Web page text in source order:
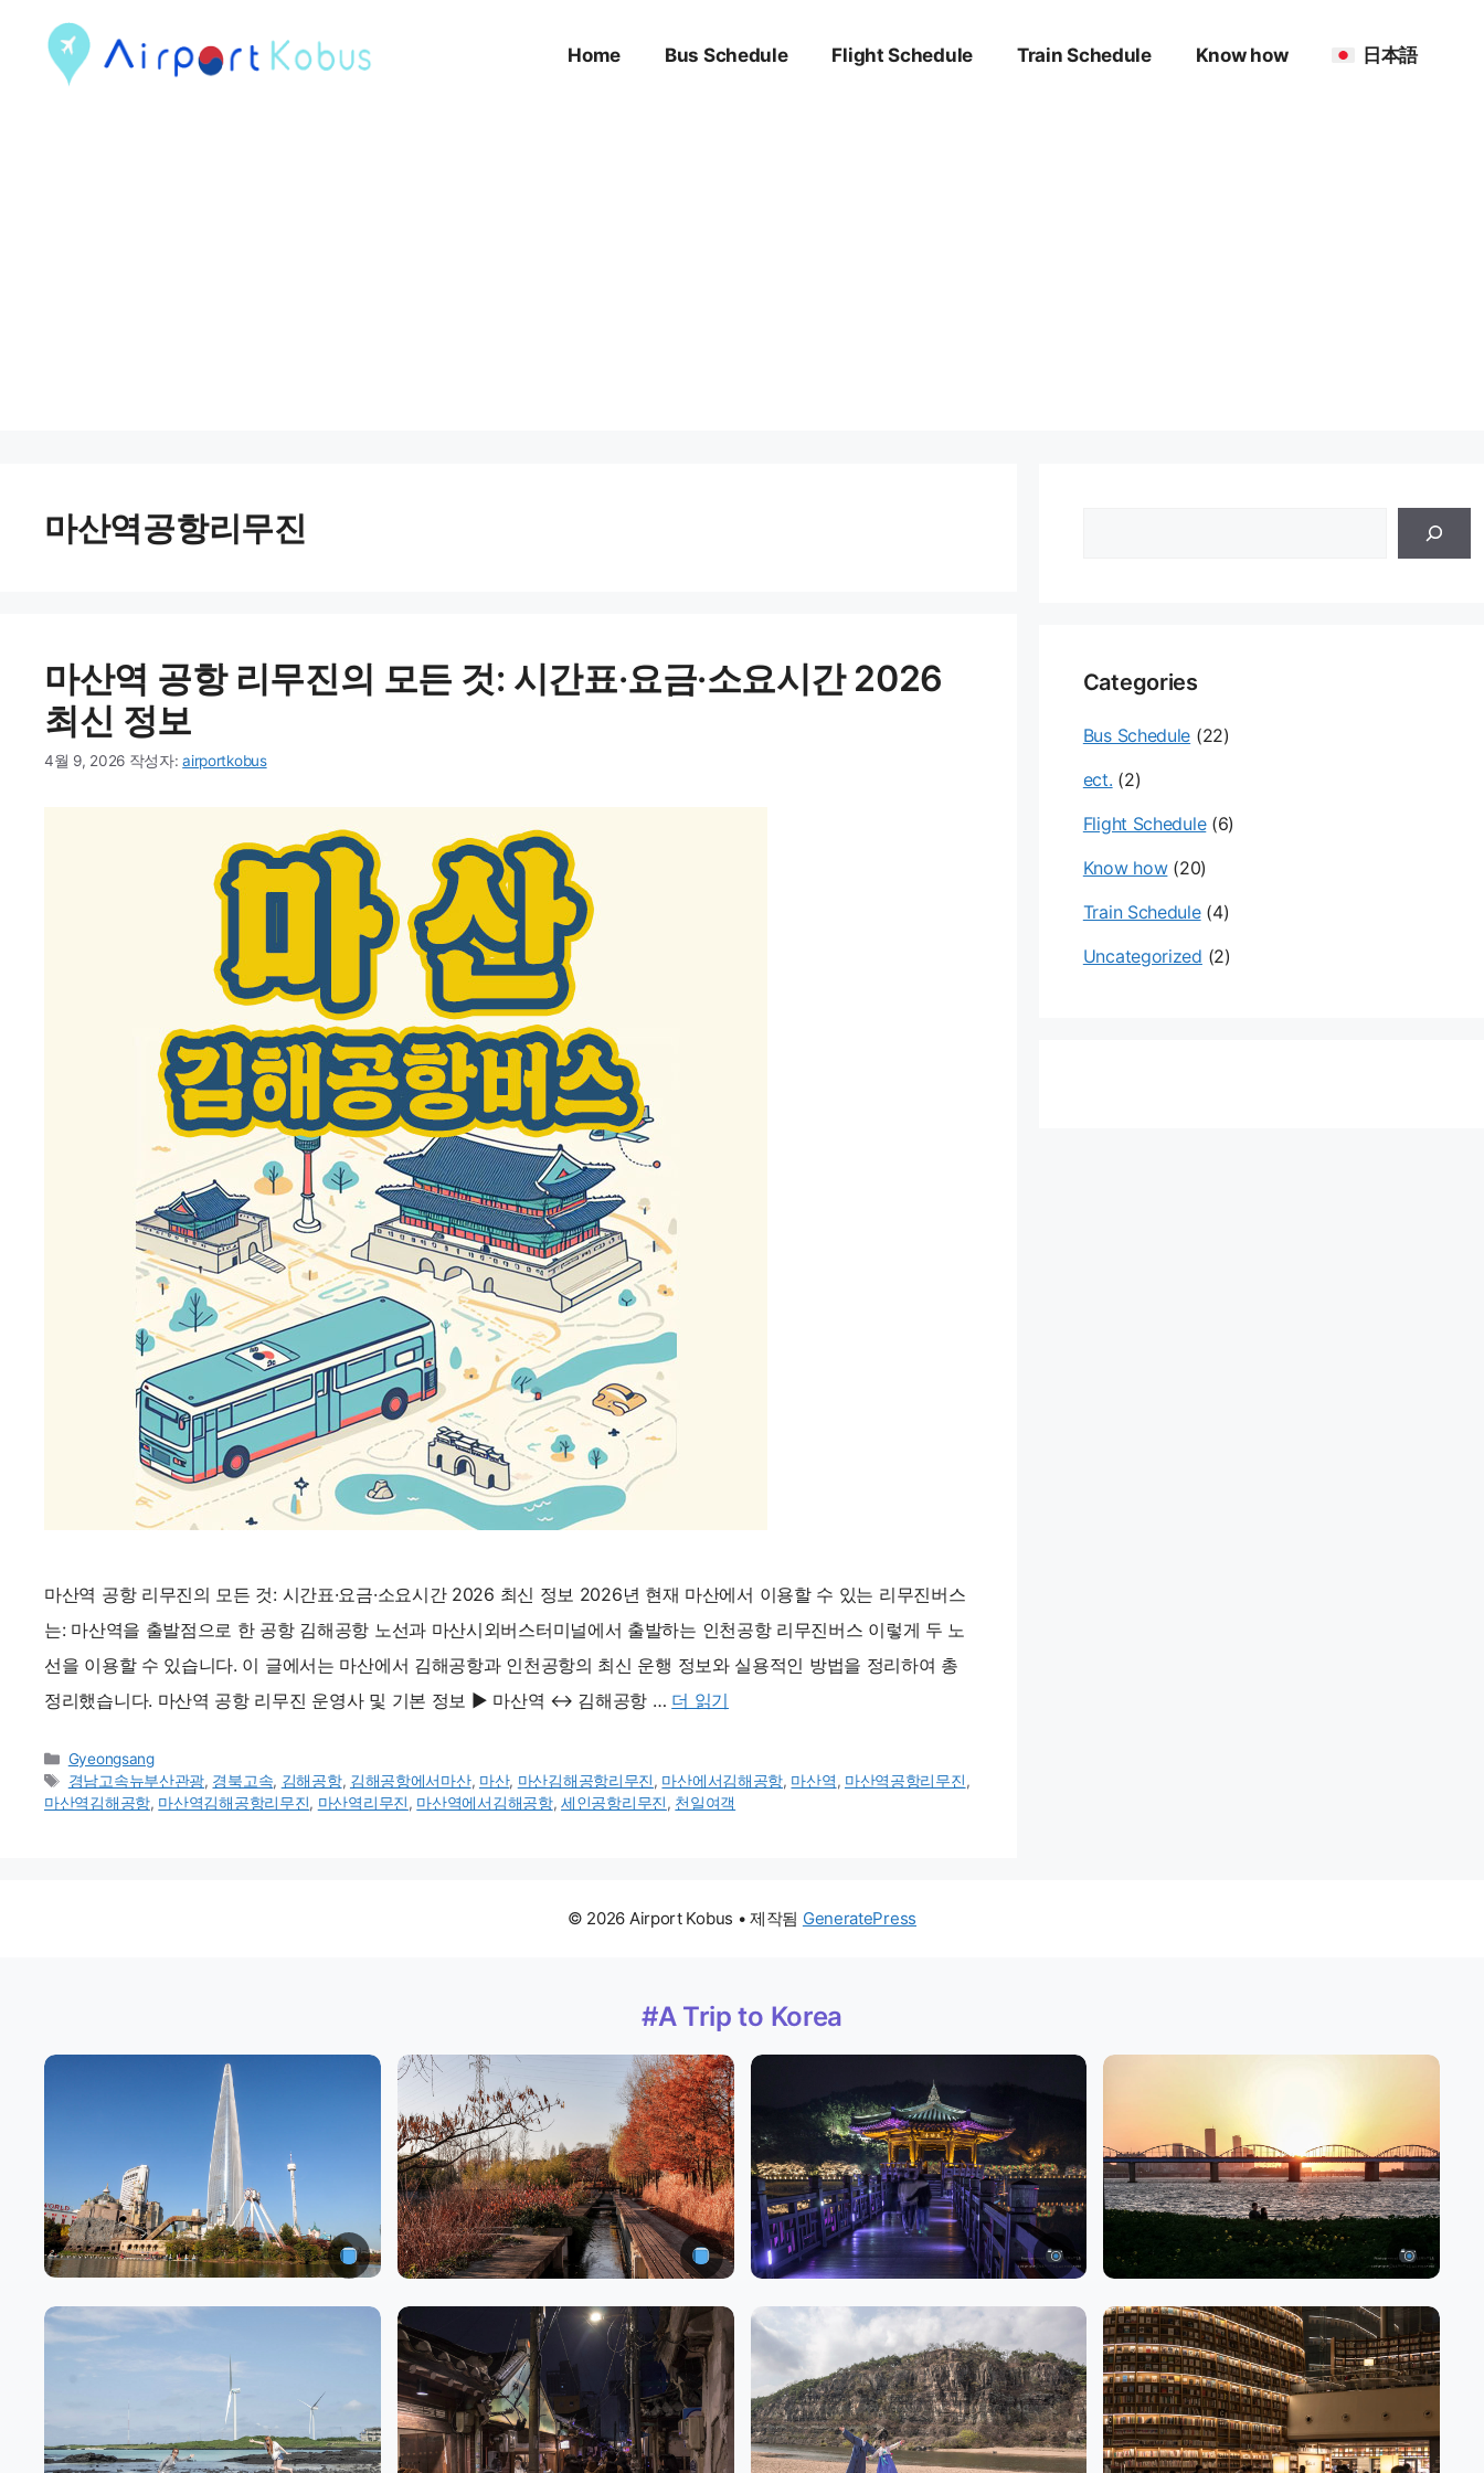
Home Bus Schedule Flight Schedule Train Schedule Know how 日本語
마산역공항리무진
마산역 공항 리무진의 모든 것: 시간표·요금·소요시간 2026
최신 정보
4월 9, 2026 작성자:airportkobus
마산역 공항 리무진의 모든 것: 시간표·요금·소요시간 2026 최신 정보 2026년 현재 마산에서 이용할 수 있는 리무진버스
는: 마산역을 출발점으로 한 공항 김해공항 노선과 마산시외버스터미널에서 출발하는 인천공항 리무진버스 이렇게 두 노
선을 이용할 수 있습니다. 이 글에서는 마산에서 김해공항과 인천공항의 최신 운행 정보와 실용적인 방법을 정리하여 총
정리했습니다. 마산역 공항 리무진 운영사 및 기본 정보 ▶ 마산역 ↔ 김해공항 … 더 읽기
카
테
고
Gyeongsang
태
그
경남고속뉴부산관광, 경북고속, 김해공항, 김해공항에서마산, 마산, 마산김해공항리무진, 마산에서김해공항, 마산역, 마산역공항리무진,
마산역김해공항, 마산역김해공항리무진, 마산역리무진, 마산역에서김해공항,세인공항리무진, 천일여객
Categories
Bus Schedule (22)
ect. (2)
Flight Schedule(6)
Know how(20)
Train Schedule(4)
Uncategorized (2)
© 2026 Airport Kobus • 제작됨 GeneratePress
#A Trip to Korea